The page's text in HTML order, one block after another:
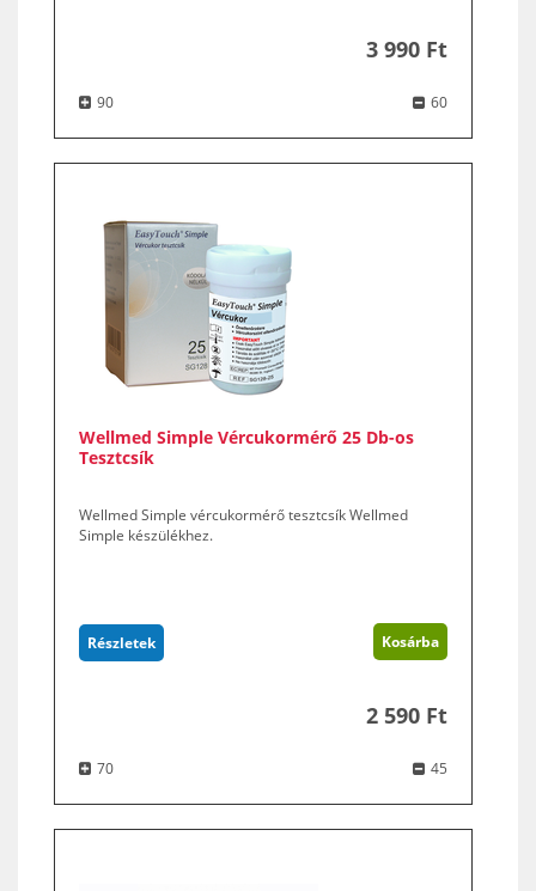
3 990 Ft
90 60
Wellmed Simple Vércukormérő 25 Db-os
Tesztcsík
Wellmed Simple vércukormérő tesztcsík Wellmed
Simple készülékhez.
Részletek Kosárba
2 590 Ft
70 45